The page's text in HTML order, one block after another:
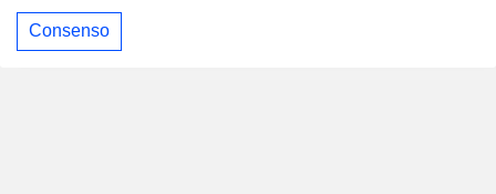
Consenso